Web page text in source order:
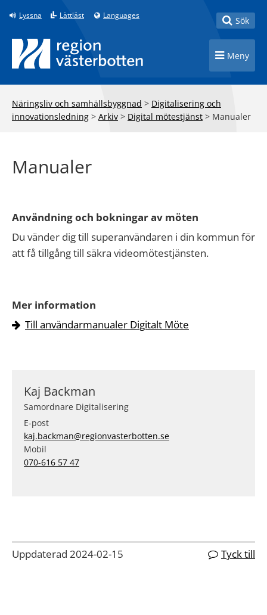
Till innehåll på sidan
Lyssna Lättläst Languages Toggle
Sök
Toggle
Meny
Näringsliv och samhällsbyggnad > Digitalisering och
innovationsledning > Arkiv > Digital mötestjänst > Manualer
Manualer
Användning och bokningar av möten
Du vänder dig till superanvändaren i din kommun för
att få tillgång till säkra videomötestjänsten.
Mer information
Till användarmanualer Digitalt Möte
Kaj Backman
Samordnare Digitalisering
E-post
kaj.backman@regionvasterbotten.se
Mobil
070-616 57 47
Uppdaterad 2024-02-15 Tyck till